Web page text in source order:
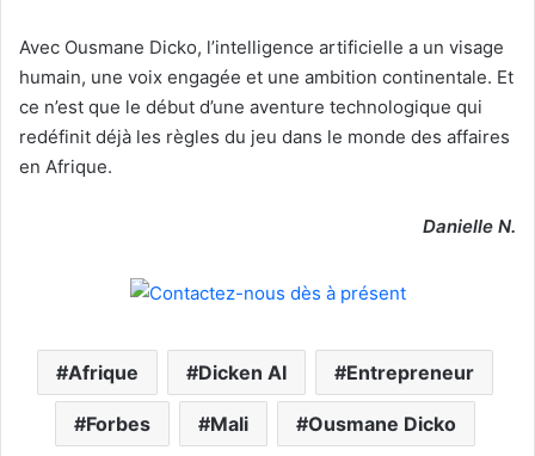
Avec Ousmane Dicko, l’intelligence artificielle a un visage
humain, une voix engagée et une ambition continentale. Et
ce n’est que le début d’une aventure technologique qui
redéfinit déjà les règles du jeu dans le monde des affaires
en Afrique.
Danielle N.
Afrique Dicken AI Entrepreneur
Forbes Mali Ousmane Dicko